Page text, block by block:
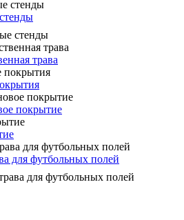
стенды
трава
покрытие
для футбольных полей
для футбольных полей